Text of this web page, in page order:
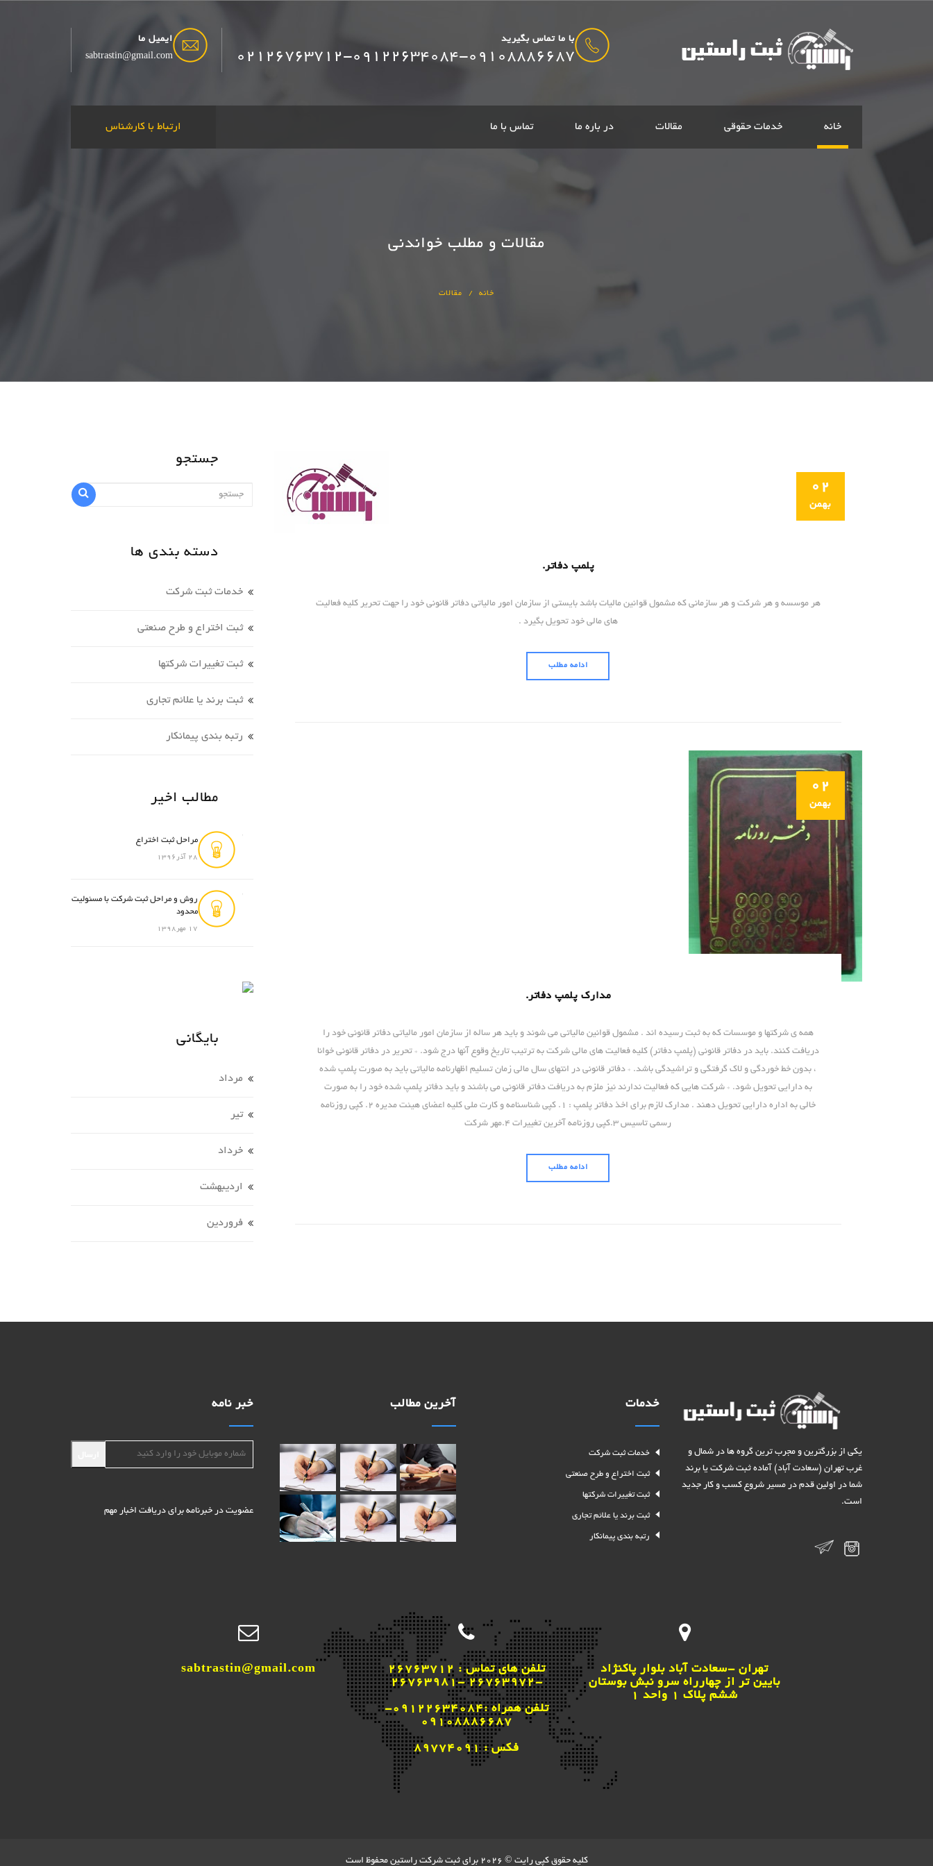
با ما تماس بگیرید
02126763712-09122634084-09108886687
ایمیل ما
sabtrastin@gmail.com
خانه خدمات حقوقی مقالات در باره ما تماس با ما ارتباط با کارشناس
مقالات و مطلب خواندنی
خانه مقالات
02
بهمن
پلمپ دفاتر.
هر موسسه و هر شركت و هر سازمانی كه مشمول قوانین مالیات باشد بایستی از سازمان امور مالیاتی دفاتر قانونی خود را جهت تحریر كلیه فعالیت
های مالی خود تحویل بگیرد .
ادامه مطلب
02
بهمن
مدارک پلمپ دفاتر.
همه ی شرکتها و موسسات که به ثبت رسیده اند . مشمول قوانین مالیاتی می شوند و باید هر ساله از سازمان امور مالیاتی دفاتر قانونی خود را
دریافت کنند. باید در دفاتر قانونی (پلمپ دفاتر) کلیه فعالیت های مالی شرکت به ترتیب تاریخ وقوع آنها درج شود. * تحریر در دفاتر قانونی خوانا
، بدون خط خوردگی و لاک گرفتگی و تراشیدگی باشد. * دفاتر قانونی در انتهای سال مالی زمان تسلیم اظهارنامه مالیاتی باید به صورت پلمپ شده
به دارایی تحویل شود. * شرکت هایی که فعالیت ندارند نیز ملزم به دریافت دفاتر قانونی می باشند و باید دفاتر پلمپ شده خود را به صورت
خالی به اداره دارایی تحویل دهند . مدارک لازم برای اخذ دفاتر پلمپ : 1. کپی شناسنامه و کارت ملی کلیه اعضای هیئت مدیره 2. کپی روزنامه
رسمی تاسیس 3.کپی روزنامه آخرین تغییرات 4.مهر شرکت
ادامه مطلب
جستجو
دسته بندی ها
خدمات ثبت شرکت
ثبت اختراع و طرح صنعتی
ثبت تغییرات شرکتها
ثبت برند یا علائم تجاری
رتبه بندی پیمانکار
مطالب اخیر
مراحل ثبت اختراع
28 آذر1396
روش و مراحل ثبت شرکت با مسئولیت
محدود
17 مهر1398
بایگانی
مرداد
تير
خرداد
ارديبهشت
فروردين
یکی از بزرگترین و مجرب ترین گروه ها در شمال و
غرب تهران (سعادت آباد) آماده ثبت شرکت یا برند
شما در اولین قدم در مسیر شروع کسب و کار جدید
است.
خدمات
خدمات ثبت شرکت
ثبت اختراع و طرح صنعتی
ثبت تغییرات شرکتها
ثبت برند یا علائم تجاری
رتبه بندی پیمانکار
آخرین مطالب خبر نامه
عضویت در خبرنامه برای دریافت اخبار مهم
تهران -سعادت آباد بلوار پاکنژاد
بایین تر از چهارراه سرو نبش بوستان
ششم پلاک 1 واحد 1
تلفن های تماس : 26763712
-26763972 -26763981
تلفن همراه :09122634084-
09108886687
فکس : 89774091
sabtrastin@gmail.com
کلیه حقوق کپی رایت © 2026 برای ثبت شرکت راستین محفوظ است